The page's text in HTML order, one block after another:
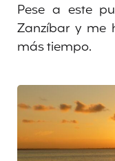
Pese a este
Zanzíbar y me
más tiempo.